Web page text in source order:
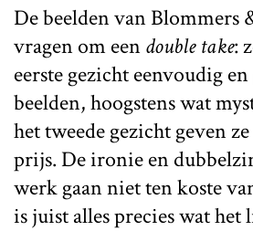
De beelden van Blommers
vragen om eendouble take:
eerste gezicht eenvoudig
beelden, hoogstens wat
het tweede gezicht geven
prijs. De ironie en
werk gaan niet ten koste
is juist alles precies wat het